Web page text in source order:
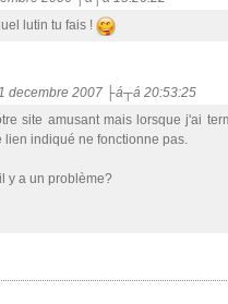
lutin tu fais !
decembre 2007 ├á┬á 20:53:25
site amusant mais lorsque j'ai
lien indiqué ne fonctionne pas.
y a un problème?